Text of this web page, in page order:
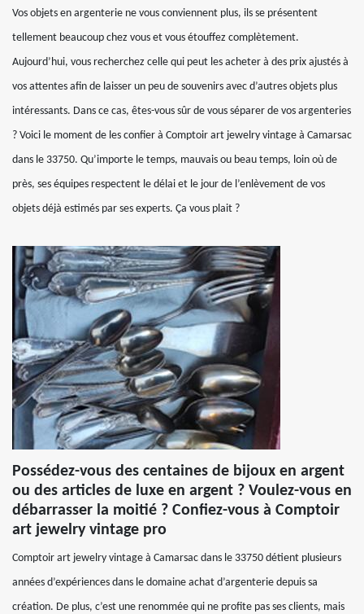
Vos objets en argenterie ne vous conviennent plus, ils se présentent
tellement beaucoup chez vous et vous étouffez complètement.
Aujourd’hui, vous recherchez celle qui peut les acheter à des prix ajustés à
vos attentes afin de laisser un peu de souvenirs avec d’autres objets plus
intéressants. Dans ce cas, êtes-vous sûr de vous séparer de vos argenteries
? Voici le moment de les confier à Comptoir art jewelry vintage à Camarsac
dans le 33750. Qu’importe le temps, mauvais ou beau temps, loin où de
près, ses équipes respectent le délai et le jour de l’enlèvement de vos
objets déjà estimés par ses experts. Ça vous plait ?
Possédez-vous des centaines de bijoux en argent
ou des articles de luxe en argent ? Voulez-vous en
débarrasser la moitié ? Confiez-vous à Comptoir
art jewelry vintage pro
Comptoir art jewelry vintage à Camarsac dans le 33750 détient plusieurs
années d’expériences dans le domaine achat d’argenterie depuis sa
création. De plus, c’est une renommée qui ne profite pas ses clients, mais